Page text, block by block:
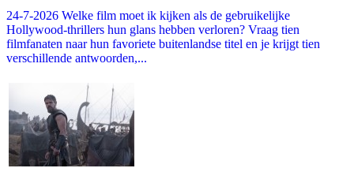
24-7-2026 Welke film moet ik kijken als de gebruikelijke
Hollywood-thrillers hun glans hebben verloren? Vraag tien
filmfanaten naar hun favoriete buitenlandse titel en je krijgt tien
verschillende antwoorden,...